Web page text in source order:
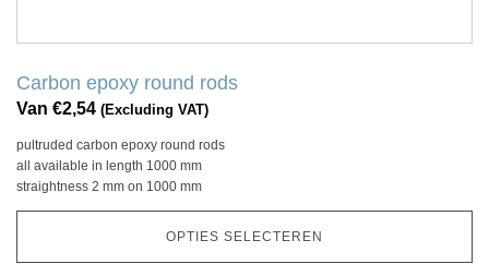
Carbon epoxy round rods
Van €2,54 (Excluding VAT)
pultruded carbon epoxy round rods
all available in length 1000 mm
straightness 2 mm on 1000 mm
OPTIES SELECTEREN
heeft
variaties.
optie
kan
op